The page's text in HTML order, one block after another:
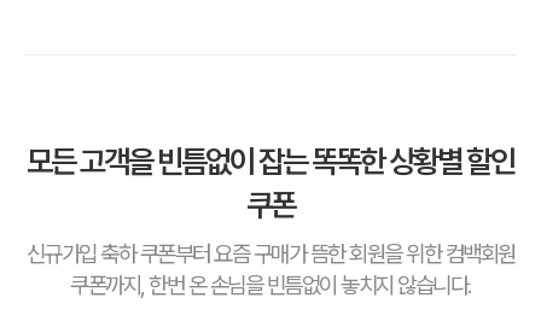
모든 고객을 빈틈없이 잡는 똑똑한 상황별 할인
쿠폰
신규가입 축하 쿠폰부터 요즘 구매가 뜸한 회원을 위한 컴백회원
쿠폰까지, 한번 온 손님을 빈틈없이 놓치지 않습니다.